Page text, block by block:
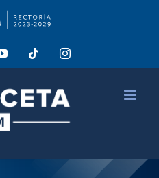
YouTube Tiktok Instagram